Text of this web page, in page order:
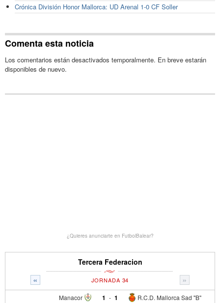
Crónica División Honor Mallorca: UD Arenal 1-0 CF Soller
Comenta esta noticia
Los comentarios están desactivados temporalmente. En breve estarán
disponibles de nuevo.
¿Quieres anunciarte en FutbolBalear?
Tercera Federacion
« »
JORNADA 34
Manacor 1 - R.C.D. Mallorca Sad "B"
1